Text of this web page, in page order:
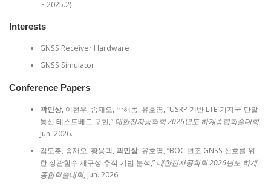
~ 2025.2)
Interests
GNSS Receiver Hardware
GNSS Simulator
Conference Papers
곽민상, 이현우, 송재오, 박해동, 유호영, “USRP 기반 LTE 기지국-단말
통신 테스트베드 구현,” 대한전자공학회 2026년도 하계종합학술대회,
Jun. 2026.
김도훈, 송재오, 황용택, 곽민상, 유호영, “BOC 변조 GNSS 신호를 위
한 상관함수 재구성 추적 기법 분석,” 대한전자공학회 2026년도 하계
종합학술대회, Jun. 2026.